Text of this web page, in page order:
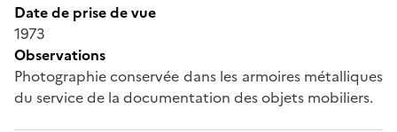
Date de prise de vue
1973
Observations
Photographie conservée dans les armoires métalliques
du service de la documentation des objets mobiliers.